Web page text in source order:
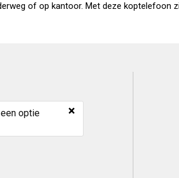
of op kantoor. Met deze koptelefoon
optie
×